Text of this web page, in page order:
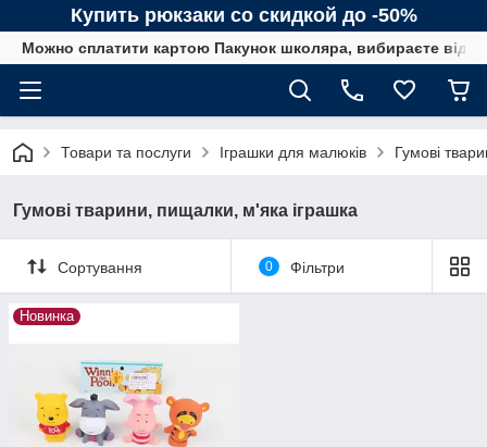
Купить рюкзаки со скидкой до -50%
Можно сплатити картою Пакунок школяра, вибираєте від
Товари та послуги Іграшки для малюків Гумові
Гумові тварини, пищалки, м'яка іграшка
Сортування 0 Фільтри
Новинка